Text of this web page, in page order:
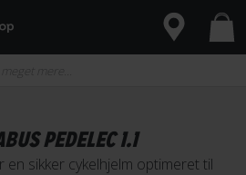
PEDELEC 1.1
en sikker cykelhjelm optimeret til